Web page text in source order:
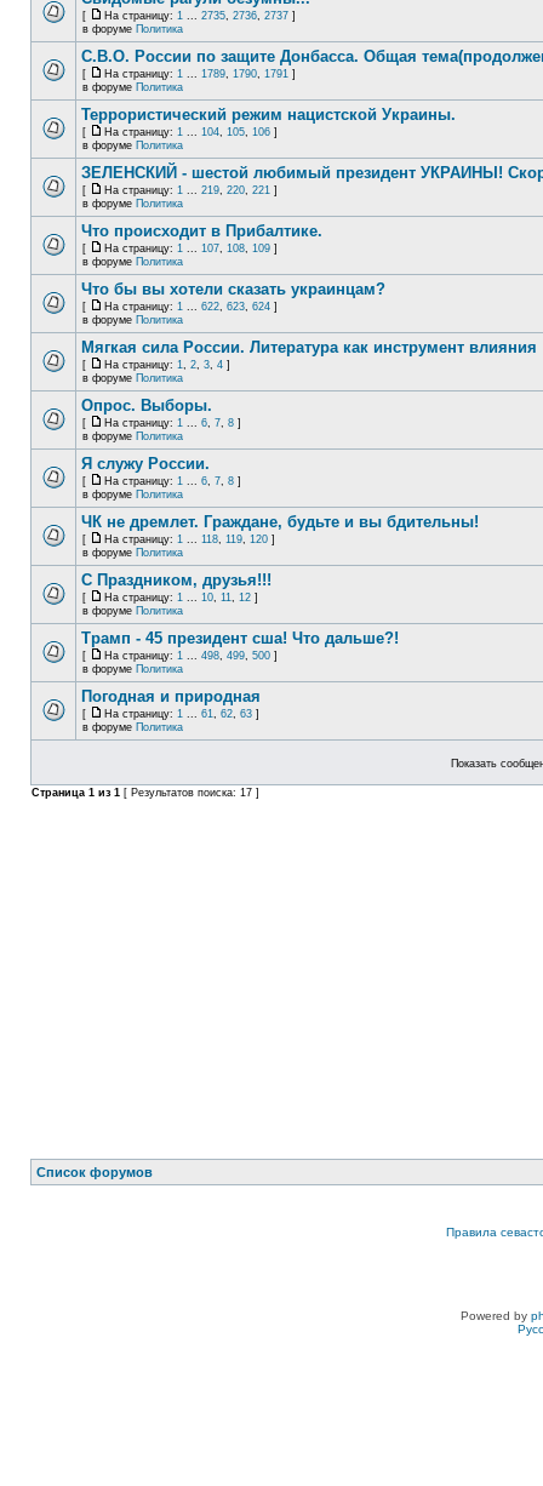
[ На страницу: 1 ... 2735, 2736, 2737 ]
в форуме Политика
С.В.О. России по защите Донбасса. Общая
[ На страницу: 1 ... 1789, 1790, 1791 ]
в форуме Политика
Террористический режим нацистской Украины.
[ На страницу: 1 ... 104, 105, 106 ]
в форуме Политика
ЗЕЛЕНСКИЙ - шестой любимый президент УКРАИНЫ!
[ На страницу: 1 ... 219, 220, 221 ]
в форуме Политика
Что происходит в Прибалтике.
[ На страницу: 1 ... 107, 108, 109 ]
в форуме Политика
Что бы вы хотели сказать украинцам?
[ На страницу: 1 ... 622, 623, 624 ]
в форуме Политика
Мягкая сила России. Литература как инструмент влияния
[ На страницу: 1, 2, 3, 4 ]
в форуме Политика
Опрос. Выборы.
[ На страницу: 1 ... 6, 7, 8 ]
в форуме Политика
Я служу России.
[ На страницу: 1 ... 6, 7, 8 ]
в форуме Политика
ЧК не дремлет. Граждане, будьте и вы бдительны!
[ На страницу: 1 ... 118, 119, 120 ]
в форуме Политика
С Праздником, друзья!!!
[ На страницу: 1 ... 10, 11, 12 ]
в форуме Политика
Трамп - 45 президент сша! Что дальше?!
[ На страницу: 1 ... 498, 499, 500 ]
в форуме Политика
Погодная и природная
[ На страницу: 1 ... 61, 62, 63 ]
в форуме Политика
Показать
Страница 1 из 1 [ Результатов поиска: 17 ]
Список форумов
Правила
Powered by